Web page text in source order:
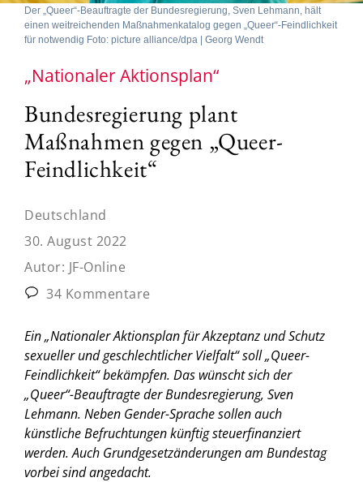
Der „Queer“-Beauftragte der Bundesregierung, Sven Lehmann, hält
einen weitreichenden Maßnahmenkatalog gegen „Queer“-Feindlichkeit
für notwendig Foto: picture alliance/dpa | Georg Wendt
„Nationaler Aktionsplan“
Bundesregierung plant
Maßnahmen gegen „Queer-
Feindlichkeit“
Deutschland
30. August 2022
Autor: JF-Online
34 Kommentare
Ein „Nationaler Aktionsplan für Akzeptanz und Schutz
sexueller und geschlechtlicher Vielfalt“ soll „Queer-
Feindlichkeit“ bekämpfen. Das wünscht sich der
„Queer“-Beauftragte der Bundesregierung, Sven
Lehmann. Neben Gender-Sprache sollen auch
künstliche Befruchtungen künftig steuerfinanziert
werden. Auch Grundgesetzänderungen am Bundestag
vorbei sind angedacht.